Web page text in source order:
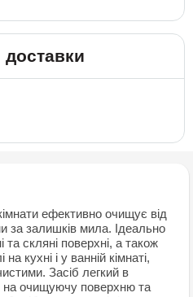
ефективно очищує від
за залишків мила. Ідеально
та скляні поверхні, а також
кухні і у ванній кімнаті,
Засіб легкий в
на очищуючу поверхню та